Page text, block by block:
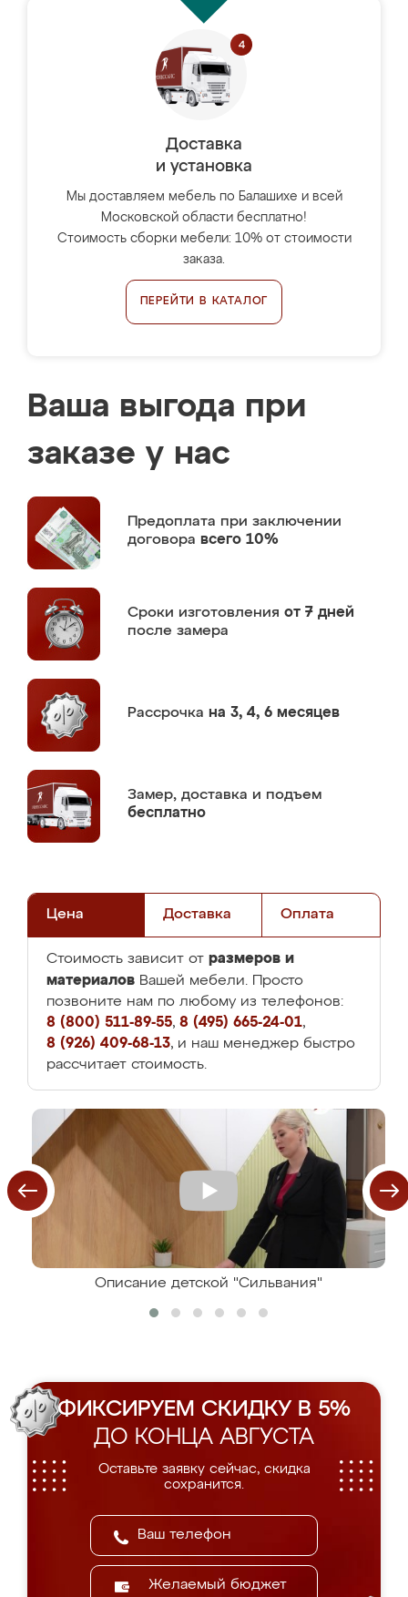
Доставка
и установка
Мы доставляем мебель по Балашихе и всей
Московской области бесплатно!
Стоимость сборки мебели: 10% от стоимости
заказа.
ПЕРЕЙТИ В КАТАЛОГ
Ваша выгода при
заказе у нас
Предоплата при заключении
договора всего 10%
Сроки изготовления от 7 дней
после замера
Рассрочка на 3, 4, 6 месяцев
Замер, доставка и подъем
бесплатно
Цена Доставка Оплата
Стоимость зависит от размеров и
материалов Вашей мебели. Просто
позвоните нам по любому из телефонов:
8 (800) 511-89-55, 8 (495) 665-24-01,
8 (926) 409-68-13, и наш менеджер быстро
рассчитает стоимость.
Описание детской "Сильвания"
ФИКСИРУЕМ СКИДКУ В 5%
ДО КОНЦА АВГУСТА
Оставьте заявку сейчас, скидка
сохранится.
Желаемый бюджет